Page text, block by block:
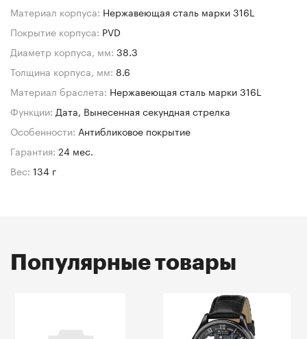
Материал корпуса: Нержавеющая сталь марки 316L
Покрытие корпуса: PVD
Диаметр корпуса, мм: 38.3
Толщина корпуса, мм: 8.6
Материал браслета: Нержавеющая сталь марки 316L
Функции: Дата, Вынесенная секундная стрелка
Особенности: Антибликовое покрытие
Гарантия: 24 мес.
Вес: 134 г
Популярные товары